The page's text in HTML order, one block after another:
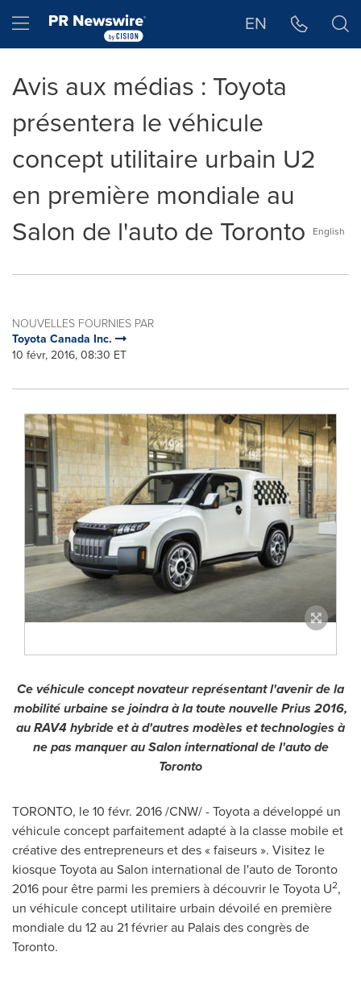
Hamburger menu EN
Avis aux médias : Toyota
présentera le véhicule
concept utilitaire urbain U2
en première mondiale au
Salon de l'auto de Toronto
English
NOUVELLES FOURNIES PAR
Toyota Canada Inc.
10 févr, 2016, 08:30 ET
Ce véhicule concept novateur représentant l'avenir de la
mobilité urbaine se joindra à la toute nouvelle Prius 2016,
au RAV4 hybride et à d'autres modèles et technologies à
ne pas manquer au Salon international de l'auto de
Toronto
TORONTO, le 10 févr. 2016 /CNW/ - Toyota a développé un
véhicule concept parfaitement adapté à la classe mobile et
créative des entrepreneurs et des « faiseurs ». Visitez le
kiosque Toyota au Salon international de l'auto deToronto
2016 pour être parmi les premiers à découvrir le Toyota U2,
un véhicule concept utilitaire urbain dévoilé en première
mondiale du 12 au 21 février au Palais des congrès de
Toronto.